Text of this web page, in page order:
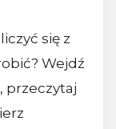
się z
Wejdź
, przeczytaj